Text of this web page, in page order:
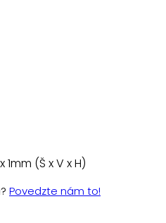
(Š x V x H)
Povedzte nám to!